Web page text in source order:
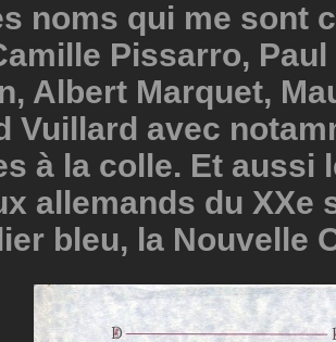
noms qui me sont
Pissarro,
Albert Marquet,
Vuillard avec
à la colle. Et aussi
allemands du XXe
bleu, la Nouvelle